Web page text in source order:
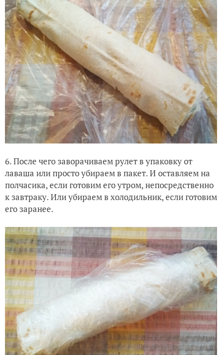
6. После чего заворачиваем рулет в упаковку от
лаваша или просто убираем в пакет. И оставляем на
полчасика, если готовим его утром, непосредственно
к завтраку. Или убираем в холодильник, если готовим
его заранее.